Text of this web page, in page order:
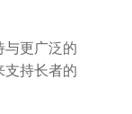
更广泛的
持长者的